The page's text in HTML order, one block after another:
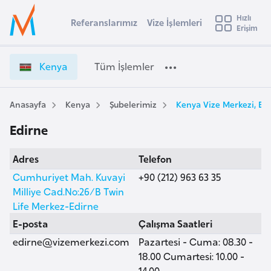
Ülke Seçimi
Başvuru yapmak istediğiniz ülkeyi seçin
Üye
Girişi
e
y
a
V
ş
l
e
l
e
e
t
Referanslarımız Vize İşlemleri
Hızlı
Erişim
Kenya Tüm İşlemler
Anasayfa Kenya Şubelerimiz Kenya Vize Merkezi,
Edirne
Adres
Cumhuriyet Mah. Kuvayi
Milliye Cad.No:26/B Twin
Life Merkez-Edirne
Telefon
+90 (212) 963 63 35
E-posta
edirne@vizemerkezi.com
Çalışma Saatleri
Pazartesi - Cuma: 08.30 -
18.00 Cumartesi: 10.00 -
s
t
r
a
v
u
s
t
u
r